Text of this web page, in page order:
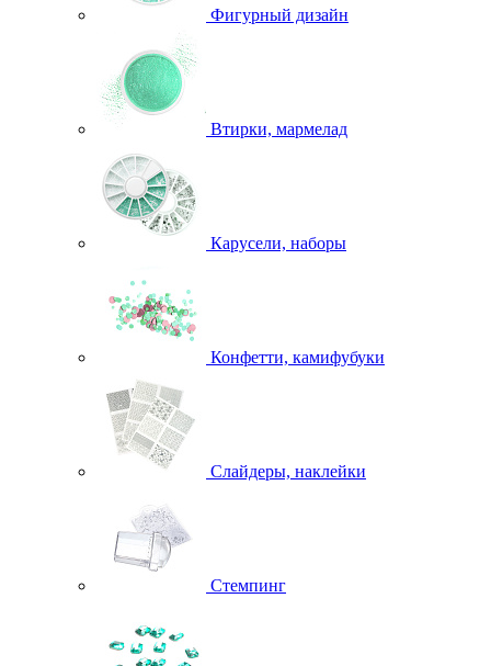
Фигурный дизайн
Втирки, мармелад
Карусели, наборы
Конфетти, камифубуки
Слайдеры, наклейки
Стемпинг